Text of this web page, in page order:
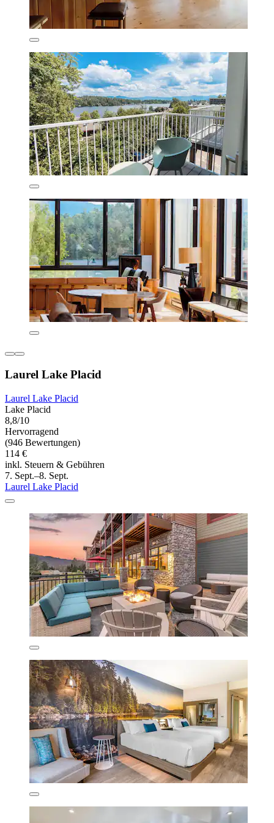
Laurel Lake Placid
Laurel Lake Placid
Lake Placid
8,8/10
Hervorragend
(946 Bewertungen)
114 €
inkl. Steuern & Gebühren
7. Sept.–8. Sept.
Laurel Lake Placid